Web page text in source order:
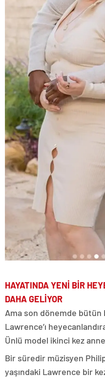
HAYATINDA YENİ BİR
DAHA GELİYOR
Ama son dönemde bütün
Lawrence’ı
Ünlü model ikinci kez
Bir süredir müzisyen
yaşındaki Lawrence bir